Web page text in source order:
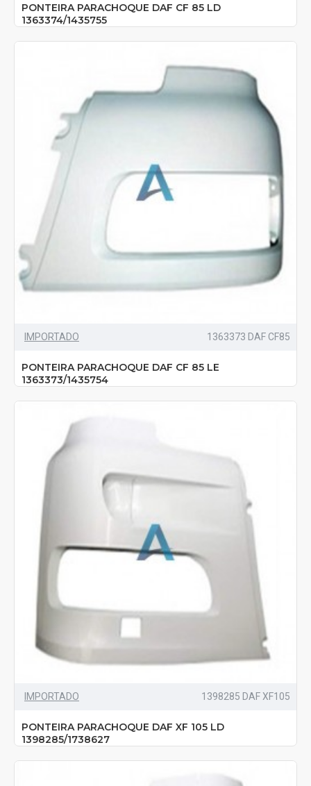
PONTEIRA PARACHOQUE DAF CF 85 LD
1363374/1435755
IMPORTADO 1363373 DAF CF85
PONTEIRA PARACHOQUE DAF CF 85 LE
1363373/1435754
IMPORTADO 1398285 DAF XF105
PONTEIRA PARACHOQUE DAF XF 105 LD
1398285/1738627